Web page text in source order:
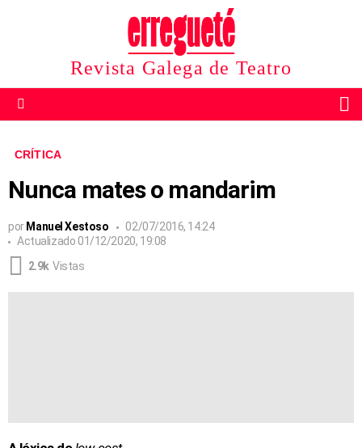
Revista Galega de Teatro
CRÍTICA
Nunca mates o mandarim
por Manuel Xestoso
02/07/2016, 14:24
Actualizado 01/12/2020, 19:08
2.9k Vistas